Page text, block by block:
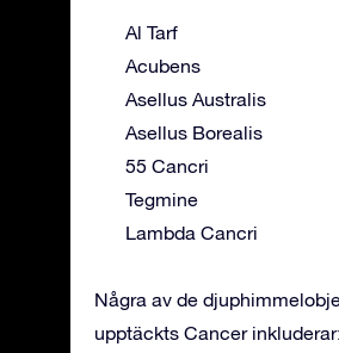
Al Tarf
Acubens
Asellus Australis
Asellus Borealis
55 Cancri
Tegmine
Lambda Cancri
Några av de
upptäckts Cancer